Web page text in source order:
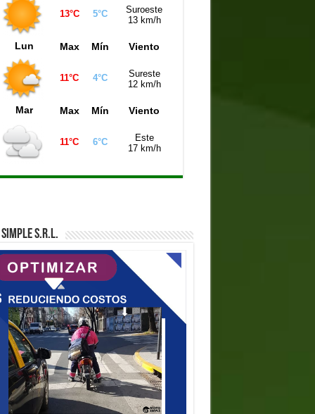
13°C 5°C
Suroeste
13 km/h
Lun Max Mín Viento
11°C 4°C
Sureste
12 km/h
Mar Max Mín Viento
11°C 6°C
Este
17 km/h
S.R.L.